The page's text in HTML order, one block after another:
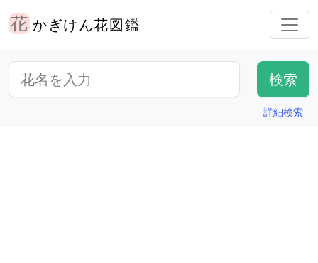
かぎけん花図鑑
詳細検索